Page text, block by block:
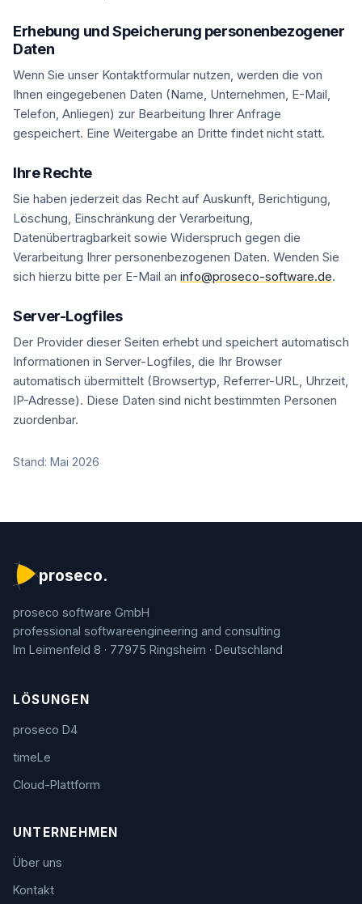
Erhebung und Speicherung personenbezogener
Daten
Wenn Sie unser Kontaktformular nutzen, werden die von
Ihnen eingegebenen Daten (Name, Unternehmen, E-Mail,
Telefon, Anliegen) zur Bearbeitung Ihrer Anfrage
gespeichert. Eine Weitergabe an Dritte findet nicht statt.
Ihre Rechte
Sie haben jederzeit das Recht auf Auskunft, Berichtigung,
Löschung, Einschränkung der Verarbeitung,
Datenübertragbarkeit sowie Widerspruch gegen die
Verarbeitung Ihrer personenbezogenen Daten. Wenden Sie
sich hierzu bitte per E-Mail an info@proseco-software.de.
Server-Logfiles
Der Provider dieser Seiten erhebt und speichert automatisch
Informationen in Server-Logfiles, die Ihr Browser
automatisch übermittelt (Browsertyp, Referrer-URL, Uhrzeit,
IP-Adresse). Diese Daten sind nicht bestimmten Personen
zuordenbar.
Stand: Mai 2026
proseco.
proseco software GmbH
professional software­engineering and consulting
Im Leimenfeld 8 · 77975 Ringsheim · Deutschland
LÖSUNGEN
proseco D4
timeLe
Cloud-Plattform
UNTERNEHMEN
Über uns
Kontakt